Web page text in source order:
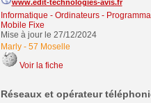
www.edit-technologies-avis.fr
Informatique - Ordinateurs -
Mobile Fixe
Mise à jour le 27/12/2024
Marly- 57 Moselle
Voir la fiche
Réseaux et opérateur